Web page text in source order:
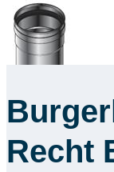
Recht